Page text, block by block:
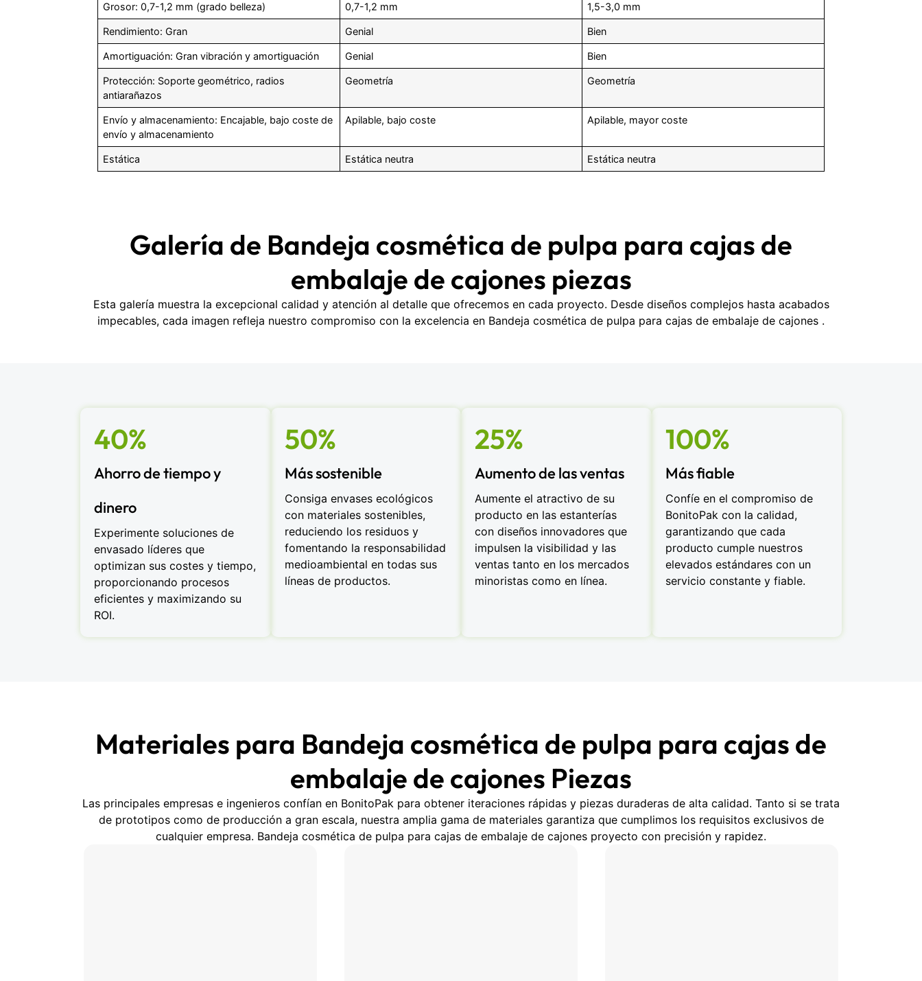
Grosor: 0,7-1,2 mm (grado belleza) 0,7-1,2 mm 1,5-3,0 mm
Rendimiento: Gran Genial Bien
Amortiguación: Gran vibración y amortiguación Genial Bien
Protección: Soporte geométrico, radios
antiarañazos
Geometría Geometría
Envío y almacenamiento: Encajable, bajo coste de
envío y almacenamiento
Apilable, bajo coste Apilable, mayor coste
Estática Estática neutra Estática neutra
Galería de Bandeja cosmética de pulpa para cajas de
embalaje de cajones piezas
Esta galería muestra la excepcional calidad y atención al detalle que ofrecemos en cada proyecto. Desde diseños complejos hasta acabados
impecables, cada imagen refleja nuestro compromiso con la excelencia en Bandeja cosmética de pulpa para cajas de embalaje de cajones .
40%
Ahorro de tiempo y
dinero
Experimente soluciones de
envasado líderes que
optimizan sus costes y tiempo,
proporcionando procesos
eficientes y maximizando su
ROI.
50%
Más sostenible
Consiga envases ecológicos
con materiales sostenibles,
reduciendo los residuos y
fomentando la responsabilidad
medioambiental en todas sus
líneas de productos.
25%
Aumento de las ventas
Aumente el atractivo de su
producto en las estanterías
con diseños innovadores que
impulsen la visibilidad y las
ventas tanto en los mercados
minoristas como en línea.
100%
Más fiable
Confíe en el compromiso de
BonitoPak con la calidad,
garantizando que cada
producto cumple nuestros
elevados estándares con un
servicio constante y fiable.
Materiales para Bandeja cosmética de pulpa para cajas de
embalaje de cajones Piezas
Las principales empresas e ingenieros confían en BonitoPak para obtener iteraciones rápidas y piezas duraderas de alta calidad. Tanto si se trata
de prototipos como de producción a gran escala, nuestra amplia gama de materiales garantiza que cumplimos los requisitos exclusivos de
cualquier empresa. Bandeja cosmética de pulpa para cajas de embalaje de cajones proyecto con precisión y rapidez.